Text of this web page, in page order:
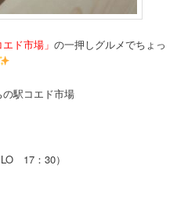
エド市場」の一押しグルメでちょっ
駅コエド市場
17：30）